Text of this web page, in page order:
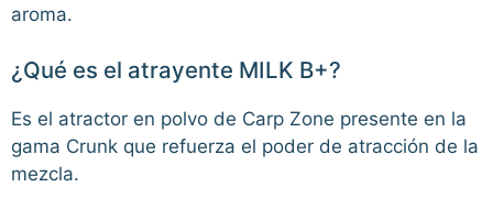
aroma.
¿Qué es el atrayente MILK B+?
Es el atractor en polvo de Carp Zone presente en la
gama Crunk que refuerza el poder de atracción de la
mezcla.